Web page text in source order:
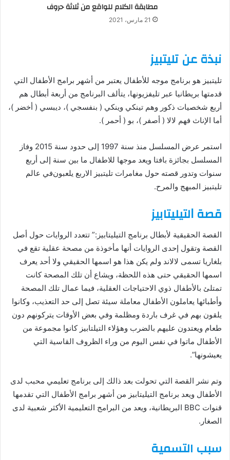
مطابقة الكلام للواقع من ثلاثة حروف
21 مارس، 2021
نبذة عن ﺗﻠﻴﺘﺒﻴﺰ
ﺗﻠﻴﺘﺒﻴﺰ ‏هو ﺑﺮﻧﺎﻣﺞ موجه ﻟﻸﻃﻔﺎﻝ يعتبر ﻣﻦ ﺃﺷﻬﺮ ﺑﺮﺍﻣﺞ ﺍﻷﻃﻔﺎﻝ ﺍﻟﺘﻲ
ﻗﺪﻣﺘﻬﺎ ﺑﺮﻳﻄﺎﻧﻴﺎ عبر تليفزيونها، يتألف البرنامج من أربعة ﺃﺑﻄﺎﻝ ﻫﻢ
ﺃﺭﺑﻊ ﺷﺨﺼﻴﺎﺕ ذكور وهم ﺗﻴﻨﻜﻲ ﻭﻳﻨﻜﻲ ‏( ﺑﻨﻔﺴﺠﻲ )، ﺩﻳﺒﺴﻲ ‏( ﺃﺧﻀﺮ )،
أما الإناث فهم ﻻﻻ ‏( ﺃﺻﻔﺮ ‏)، ﺑﻮ ‏( ﺃﺣﻤﺮ ‏).
ﺍﺳﺘﻤﺮ ﻋﺮﺽ ﺍﻟﻤﺴﻠﺴﻞ ﻣﻨﺬ ﺳﻨﺔ 1997 ﺇﻟﻰ حدود سنة 2015 وﻓﺎﺯ
ﺍﻟﻤﺴﻠﺴﻞ ﺑﺠﺎﺋﺰﺓ ﺑﺎﻓﺘﺎ ويعد موجها ﻟﻼﻃﻔﺎﻝ ما بين سنة إلى أربع
ﺳﻨﻮﺍﺕ وتدور قصته ﺣﻮﻝ ﻣﻐﺎﻣﺮﺍﺕ ﺗﻠﻴﺘﺒﻴﺰ ﺍﻻﺭﺑﻊ ﻳﻠﻌﺒﻮﻥﻓﻲ ﻋﺎﻟﻢ
ﺗﻠﻴﺘﺒﻴﺰ ﺍﻟﻤﺒﻬﺞ ﻭﺍﻟﻤﺮﺡ.
قصة ﺍﻟﺘﻴﻠﻴﺘﺎﺑﻴﺰ
ﺍﻟﻘﺼﺔ ﺍﻟﺤﻘﻴﻘﻴﺔ ﻷﺑﻄﺎﻝ ﺑﺮﻧﺎﻣﺞ ﺍﻟﺘﻴﻠﻴﺘﺎﺑﻴﺰ:” تتعدد الروايات حول أصل
ﺍﻟﻘﺼﺔ وتقول إحدى الروايات أنها ﻣﺄﺧﻮﺫﺓ ﻣﻦ ﻣﺼﺤﺔ ﻋﻘﻠﻴﺔ ﺗﻘﻊ ﻓﻲ
ﺑﻠﻐﺎﺭﻳﺎ ﺗﺴﻤﻰ ﻻﻻﻧﺪ وﻟﻢ ﻳﻜﻦ ﻫﺬﺍ هو ﺍﺳﻤﻬﺎ ﺍﻟﺤﻘﻴﻘﻲ ﻭﻻ ﺃﺣﺪ ﻳﻌﺮﻑ
ﺍﺳﻤﻬﺎ ﺍﻟﺤﻘﻴﻘﻲ ﺣﺘﻰ هذه اللحظة، ويشاع ﺃﻥ ﺗﻠﻚ ﺍﻟﻤﺼﺤﺔ ﻛﺎﻧﺖ
ﺗﻤﺘﻠﺊ ﺑﺎﻷﻃﻔﺎﻝ ﺫﻭﻱ ﺍﻻﺣﺘﻴﺎﺟﺎﺕ ﺍﻟﻌﻘﻠﻴﺔ، فيما ﻋﻤﺎﻝ ﺗﻠﻚ ﺍﻟﻤﺼﺤﺔ
ﻭﺃﻃﺒﺎﺋﻬﺎ ﻳﻌﺎﻣﻠﻮﻥ ﺍﻷﻃﻔﺎﻝ ﻣﻌﺎﻣﻠﺔ ﺳﻴﺌﺔ ﺗﺼﻞ ﺇﻟﻰ حد ﺍﻟﺘﻌﺬﻳﺐ، وﻛﺎﻧﻮﺍ
ﻳﻠﻘﻮﻥ ﺑﻬﻢ ﻓﻲ ﻏﺮﻑ ﺑﺎﺭﺩﺓ ﻭﻣﻈﻠﻤﺔ ﻭﻓﻲ ﺑﻌﺾ ﺍﻷﻭﻗﺎﺕ ﻳﺘﺮﻛﻮﻧﻬﻢ ﺩﻭﻥ
ﻃﻌﺎﻡ ﻭﻳﻌﺘﺪﻭﻥ ﻋﻠﻴﻬﻢ ﺑﺎﻟﻀﺮﺏ وهؤلاء ﺍﻟﺘﻴﻠﺘﺎﺑﻴﺰ ﻛﺎﻧﻮﺍ ﻣﺠﻤﻮﻋﺔ ﻣﻦ
ﺍﻷﻃﻔﺎﻝ ﻣﺎﺗﻮﺍ ﻓﻲ ﻧﻔﺲ ﺍﻟﻴﻮﻡ ﻣﻦ ﻭﺭﺍﺀ ﺍﻟﻈﺮﻭﻑ ﺍﻟﻘﺎﺳﻴﺔ ﺍﻟﺘﻲ
ﻳﻌﻴﺸﻮﻧﻬﺎ”.
وتم ﻧﺸﺮ ﺍﻟﻘﺼﺔ ﺍﻟﺘﻲ ﺗﺤﻮﻟﺖ ﺑﻌﺪ ﺫﺍﻟﻚ ﺇﻟﻰ ﺑﺮﻧﺎﻣﺞ ﺗﻌﻠﻴﻤﻲ ﻣﺤﺒﺐ لدى
ﺍﻷﻃﻔﺎﻝ وﻳﻌﺪ ﺑﺮﻧﺎﻣﺞ ﺍﻟﺘﻴﻠﻴﺘﺎﺑﻴﺰ ﻣﻦ ﺃﺷﻬﺮ ﺑﺮﺍﻣﺞ ﺍﻷﻃﻔﺎﻝ ﺍﻟﺘﻲ ﺗﻘﺪﻣﻬﺎ
ﻗﻨﻮﺍﺕ BBC ﺍﻟﺒﺮﻳﻄﺎﻧﻴﺔ، وﻳﻌﺪ ﻣﻦ ﺍﻟﺒﺮﺍﻣﺞ ﺍﻟﺘﻌﻠﻴﻤﻴﺔ ﺍﻷﻛﺜﺮ ﺷﻌﺒﻴﺔ لدى
الصغار.
سبب التسمية